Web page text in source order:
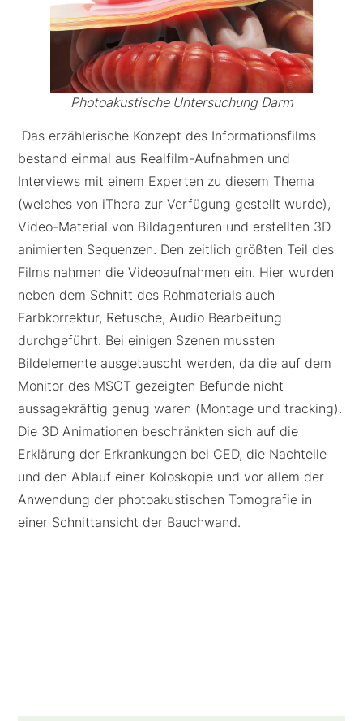
Photoakustische Untersuchung Darm
Das erzählerische Konzept des Informationsfilms
bestand einmal aus Realfilm-Aufnahmen und
Interviews mit einem Experten zu diesem Thema
(welches von iThera zur Verfügung gestellt wurde),
Video-Material von Bildagenturen und erstellten 3D
animierten Sequenzen. Den zeitlich größten Teil des
Films nahmen die Videoaufnahmen ein. Hier wurden
neben dem Schnitt des Rohmaterials auch
Farbkorrektur, Retusche, Audio Bearbeitung
durchgeführt. Bei einigen Szenen mussten
Bildelemente ausgetauscht werden, da die auf dem
Monitor des MSOT gezeigten Befunde nicht
aussagekräftig genug waren (Montage und tracking).
Die 3D Animationen beschränkten sich auf die
Erklärung der Erkrankungen bei CED, die Nachteile
und den Ablauf einer Koloskopie und vor allem der
Anwendung der photoakustischen Tomografie in
einer Schnittansicht der Bauchwand.